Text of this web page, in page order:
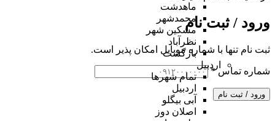
ورود / ثبت نام
ثبت نام تنها با شماره موبایل امکان پذیر است.
شماره تماس*
ورود / ثبت نام
ماهدشت
محمدشهر
مشکین شهر
نظرآباد
بازگشت
اردبیل
تمام شهر‌ها
اردبیل
آبی بیگلو
اصلان دوز